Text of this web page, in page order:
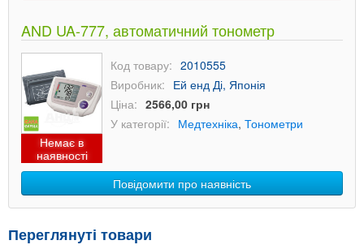
AND UA-777, автоматичний тонометр
Немає в
наявності
Код товару: 2010555
Виробник: Ей енд Ді, Японія
Ціна: 2566,00 грн
У категорії: Медтехніка, Тонометри
Повідомити про наявність
Переглянуті товари